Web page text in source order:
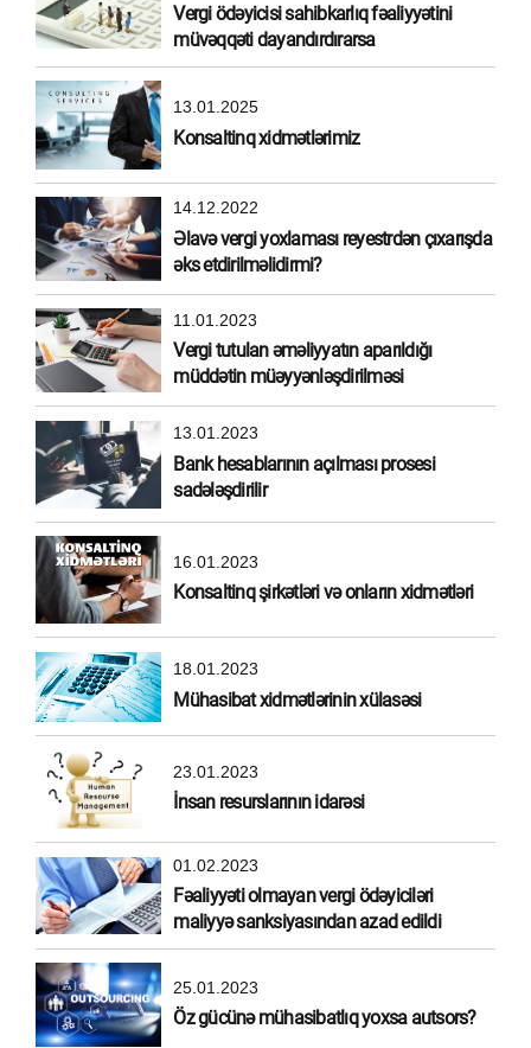
Vergi ödəyicisi sahibkarlıq fəaliyyətini
müvəqqəti dayandırdırarsa
13.01.2025
Konsaltinq xidmətlərimiz
14.12.2022
Əlavə vergi yoxlaması reyestrdən çıxarışda
əks etdirilməlidirmi?
11.01.2023
Vergi tutulan əməliyyatın aparıldığı
müddətin müəyyənləşdirilməsi
13.01.2023
Bank hesablarının açılması prosesi
sadələşdirilir
16.01.2023
Konsaltinq şirkətləri və onların xidmətləri
18.01.2023
Mühasibat xidmətlərinin xülasəsi
23.01.2023
İnsan resurslarının idarəsi
01.02.2023
Fəaliyyəti olmayan vergi ödəyiciləri
maliyyə sanksiyasından azad edildi
25.01.2023
Öz gücünə mühasibatlıq yoxsa autsors?